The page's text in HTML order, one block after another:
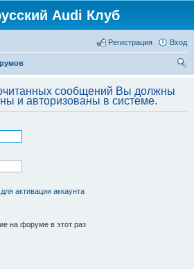
Audi Клуб
Вход
Регистрация
сообщений Вы должны
и авторизованы в системе.
активации аккаунта
на форуме в этот раз